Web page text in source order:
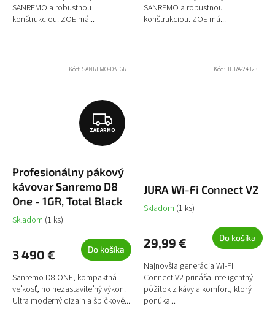
SANREMO a robustnou
konštrukciou. ZOE má...
SANREMO a robustnou
konštrukciou. ZOE má...
Z
A
A
R
O
ZADARMO
Profesionálny pákový
kávovar Sanremo D8
One - 1GR, Total Black
Skladom (1 ks)
3 490 € Do košíka
Sanremo D8 ONE, kompaktná
veľkosť, no nezastaviteľný výkon.
Ultra moderný dizajn a špičkové...
Kód: SANREMO-D81GR
JURA Wi-Fi Connect V2
Skladom (1 ks)
29,99 € Do košíka
Najnovšia generácia Wi-Fi
Connect V2 prináša inteligentný
pôžitok z kávy a komfort, ktorý
ponúka...
Kód:JURA-24323